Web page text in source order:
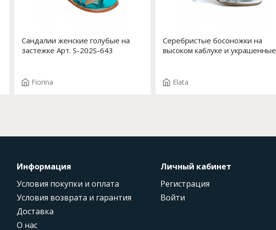
Сандалии женские голубые на
застежке Арт. S-202S-643
Fiorina
Серебристые босоножки на
высоком каблуке и украшенные
Elata
Информация
Условия покупки и оплата
Условия возврата и гарантия
Доставка
О нас
Личный кабинет
Регистрация
Войти